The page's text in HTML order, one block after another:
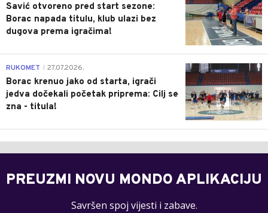
Savić otvoreno pred start sezone:
Borac napada titulu, klub ulazi bez
dugova prema igračima!
0
RUKOMET 27.07.2026.
Borac krenuo jako od starta, igrači
jedva dočekali početak priprema: Cilj se
zna - titula!
PREUZMI NOVU MONDO APLIKACIJU
Savršen spoj vijesti i zabave.